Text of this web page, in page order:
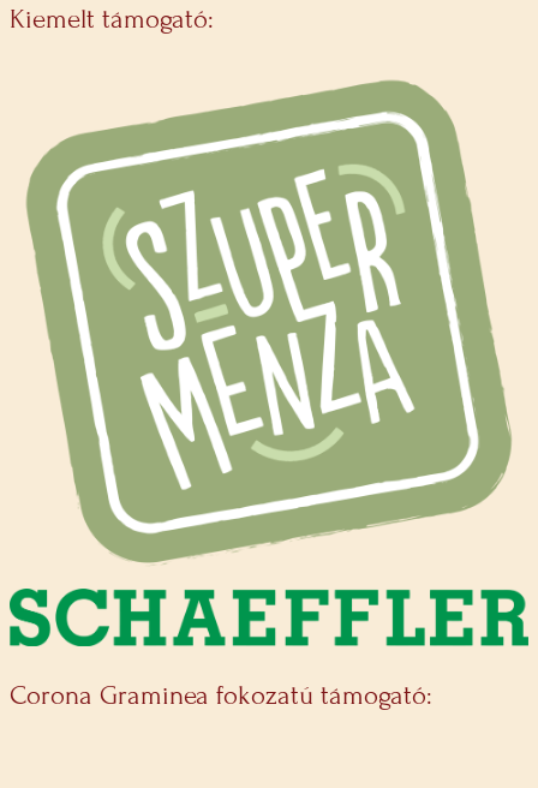
Kiemelt támogató:
Corona Graminea fokozatú támogató: